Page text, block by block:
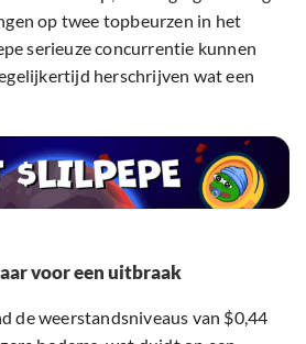
op twee topbeurzen in het
serieuze concurrentie kunnen
herschrijven wat een
voor een uitbraak
de weerstandsniveaus van $0,44